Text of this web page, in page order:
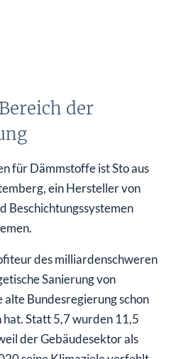
der
für Dämmstoffe ist Sto aus
ein Hersteller von
Beschichtungssystemen
des milliardenschweren
Sanierung von
Bundesregierung schon
hat. Statt 5,7 wurden 11,5
der Gebäudesektor als